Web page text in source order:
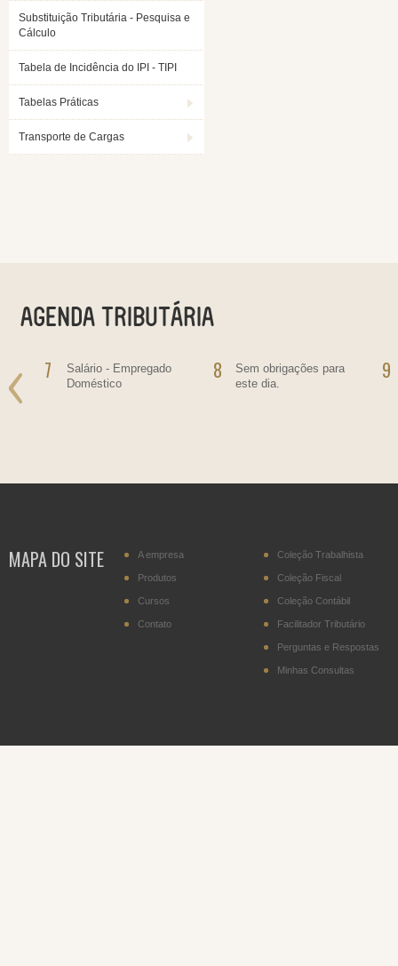
Substituição Tributária - Pesquisa e
Cálculo
Tabela de Incidência do IPI - TIPI
Tabelas Práticas
Transporte de Cargas
7
Salário - Empregado
Doméstico
8
Sem obrigações para
este dia.
9
MAPA DO SITE A empresa
Produtos
Cursos
Contato
Coleção Trabalhista
Coleção Fiscal
Coleção Contábil
Facilitador Tributário
Perguntas e Respostas
Minhas Consultas